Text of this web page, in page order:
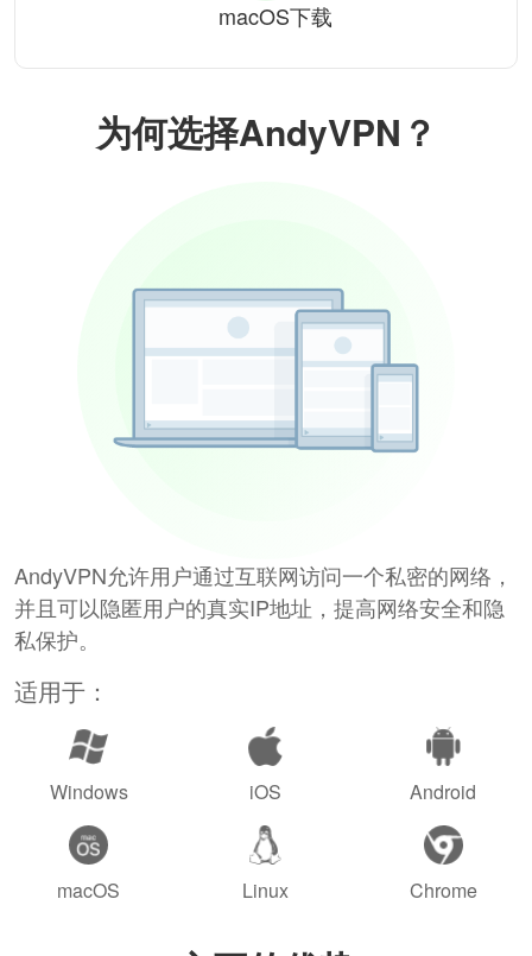
为何选择AndyVPN？
AndyVPN允许用户通过互联网访问一个私密的网络，
并且可以隐匿用户的真实IP地址，提高网络安全和隐
私保护。
适用于：
Windows iOS Android
macOS Linux Chrome
macOS下载